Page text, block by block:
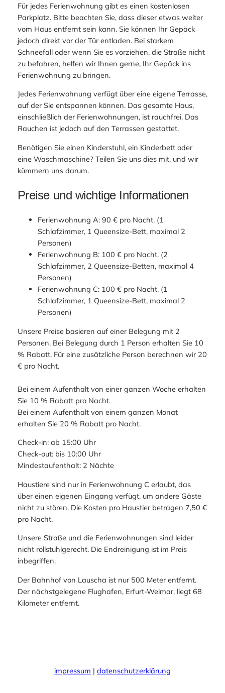
Für jedes Ferienwohnung gibt es einen kostenlosen
Parkplatz. Bitte beachten Sie, dass dieser etwas weiter
vom Haus entfernt sein kann. Sie können Ihr Gepäck
jedoch direkt vor der Tür entladen. Bei starkem
Schneefall oder wenn Sie es vorziehen, die Straße nicht
zu befahren, helfen wir Ihnen gerne, Ihr Gepäck ins
Ferienwohnung zu bringen.
Jedes Ferienwohnung verfügt über eine eigene Terrasse,
auf der Sie entspannen können. Das gesamte Haus,
einschließlich der Ferienwohnungen, ist rauchfrei. Das
Rauchen ist jedoch auf den Terrassen gestattet.
Benötigen Sie einen Kinderstuhl, ein Kinderbett oder
eine Waschmaschine? Teilen Sie uns dies mit, und wir
kümmern uns darum.
Preise und wichtige Informationen
Ferienwohnung A: 90 € pro Nacht. (1
Schlafzimmer, 1 Queensize-Bett, maximal 2
Personen)
Ferienwohnung B: 100 € pro Nacht. (2
Schlafzimmer, 2 Queensize-Betten, maximal 4
Personen)
Ferienwohnung C: 100 € pro Nacht. (1
Schlafzimmer, 1 Queensize-Bett, maximal 2
Personen)
Unsere Preise basieren auf einer Belegung mit 2
Personen. Bei Belegung durch 1 Person erhalten Sie 10
% Rabatt. Für eine zusätzliche Person berechnen wir 20
€ pro Nacht.
Bei einem Aufenthalt von einer ganzen Woche erhalten
Sie 10 % Rabatt pro Nacht.
Bei einem Aufenthalt von einem ganzen Monat
erhalten Sie 20 % Rabatt pro Nacht.
Check-in: ab 15:00 Uhr
Check-out: bis 10:00 Uhr
Mindestaufenthalt: 2 Nächte
Haustiere sind nur in Ferienwohnung C erlaubt, das
über einen eigenen Eingang verfügt, um andere Gäste
nicht zu stören. Die Kosten pro Haustier betragen 7,50 €
pro Nacht.
Unsere Straße und die Ferienwohnungen sind leider
nicht rollstuhlgerecht. Die Endreinigung ist im Preis
inbegriffen.
Der Bahnhof von Lauscha ist nur 500 Meter entfernt.
Der nächstgelegene Flughafen, Erfurt-Weimar, liegt 68
Kilometer entfernt.
impressum | datenschutzerklärung